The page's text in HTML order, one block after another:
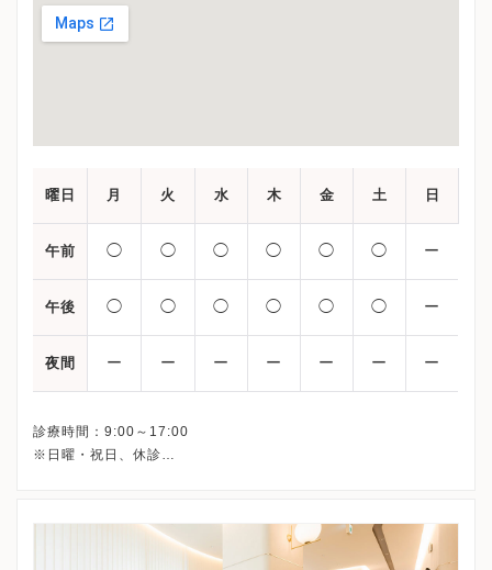
ど幅広い最先端治療を行っています。
曜日 月 火 水 木 金 土 日
午前 ◯ ◯ ◯ ◯ ◯ ◯ ー
午後 ◯ ◯ ◯ ◯ ◯ ◯ ー
夜間 ー ー ー ー ー ー ー
診療時間：9:00～17:00
※日曜・祝日、休診